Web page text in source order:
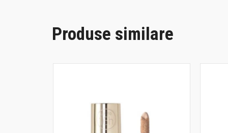
Produse similare